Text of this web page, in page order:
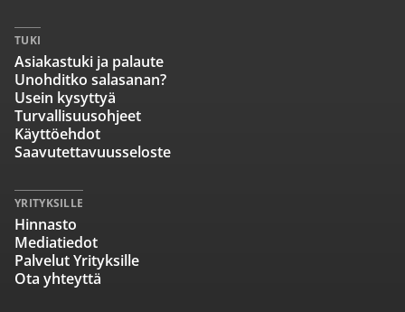
TUKI
Asiakastuki ja palaute
Unohditko salasanan?
Usein kysyttyä
Turvallisuusohjeet
Käyttöehdot
Saavutettavuusseloste
YRITYKSILLE
Hinnasto
Mediatiedot
Palvelut Yrityksille
Ota yhteyttä